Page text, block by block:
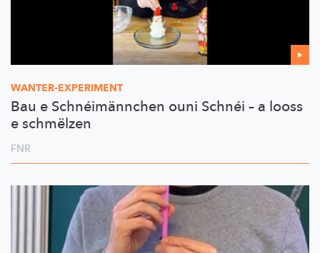
WANTER-EXPERIMENT
Bau e Schnéimännchen ouni Schnéi – a looss
e schmëlzen
FNR